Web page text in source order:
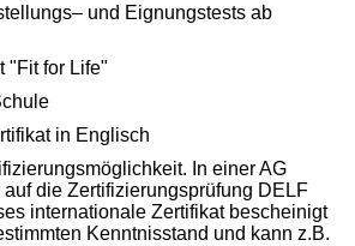
und Eignungstests ab
"Fit for Life"
in Englisch
In einer AG
die Zertifizierungsprüfung DELF
internationale Zertifikat bescheinigt
Kenntnisstand und kann z.B.